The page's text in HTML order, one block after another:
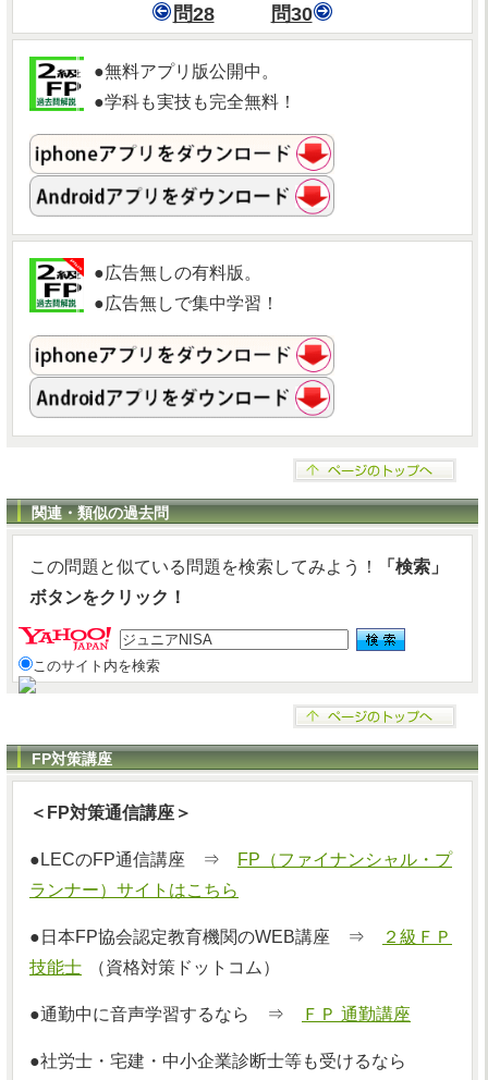
問28 問30
●無料アプリ版公開中。
●学科も実技も完全無料！
●広告無しの有料版。
●広告無しで集中学習！
関連・類似の過去問
この問題と似ている問題を検索してみよう！
「検索」
ボタンをクリック！
このサイト内を検索
FP対策講座
＜FP対策通信講座＞
●LECのFP通信講座 ⇒
FP（ファイナンシャル・プ
ランナー）サイトはこちら
●日本FP協会認定教育機関のWEB講座 ⇒
２級ＦＰ
技能士
（資格対策ドットコム）
●通勤中に音声学習するなら ⇒ ＦＰ 通勤講座
●社労士・宅建・中小企業診断士等も受けるなら